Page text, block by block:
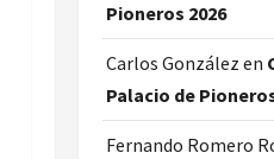
Pioneros 2026
Carlos González en
Palacio de
Fernando Romero